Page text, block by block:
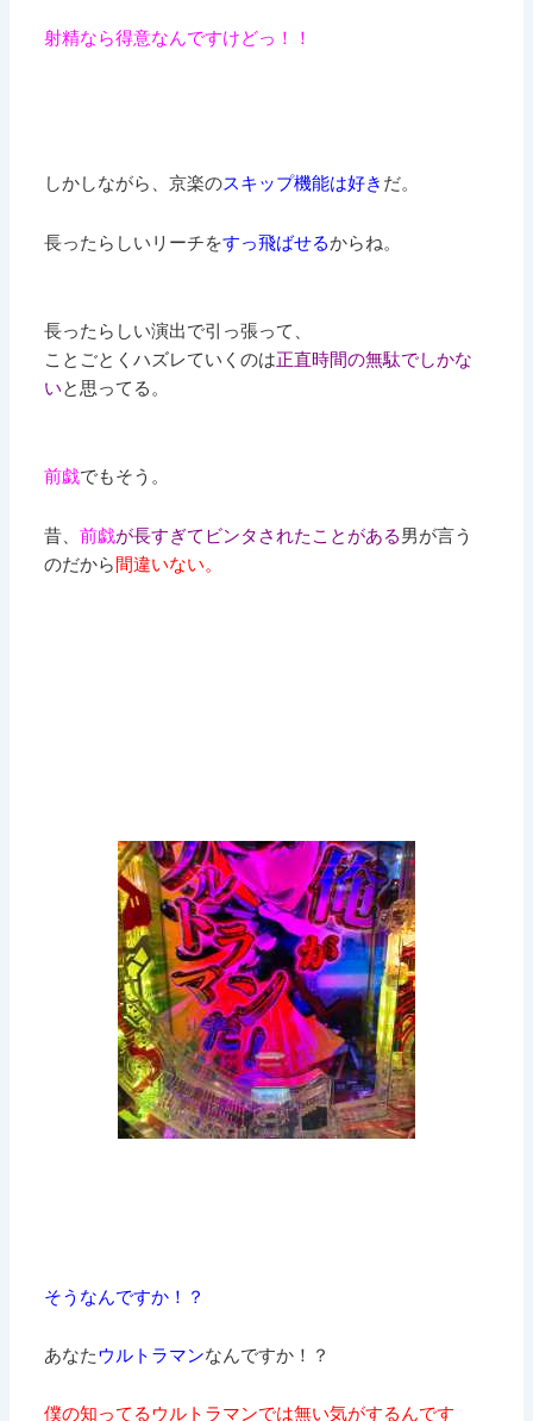
射精なら得意なんですけどっ！！
しかしながら、京楽のスキップ機能は好き だ。
長ったらしいリーチをすっ飛ばせるからね。
長ったらしい演出で引っ張って、
ことごとくハズレていくのは正直時間の無駄でしかな
いと思ってる。
前戯でもそう。
昔、前戯が長すぎてビンタされたことがある男が言う
のだから間違いない。
そうなんですか！？
あなたウルトラマンなんですか！？
僕の知ってるウルトラマンでは無い気がするんです